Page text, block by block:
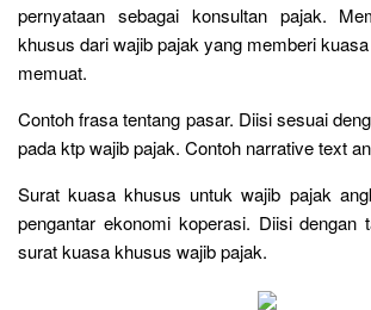
pernyataan sebagai konsultan pajak.
khusus dari wajib pajak yang memberi
memuat.
Contoh frasa tentang pasar. Diisi sesuai
pada ktp wajib pajak. Contoh narrative text
Surat kuasa khusus untuk wajib pajak
pengantar ekonomi koperasi. Diisi dengan
surat kuasa khusus wajib pajak.